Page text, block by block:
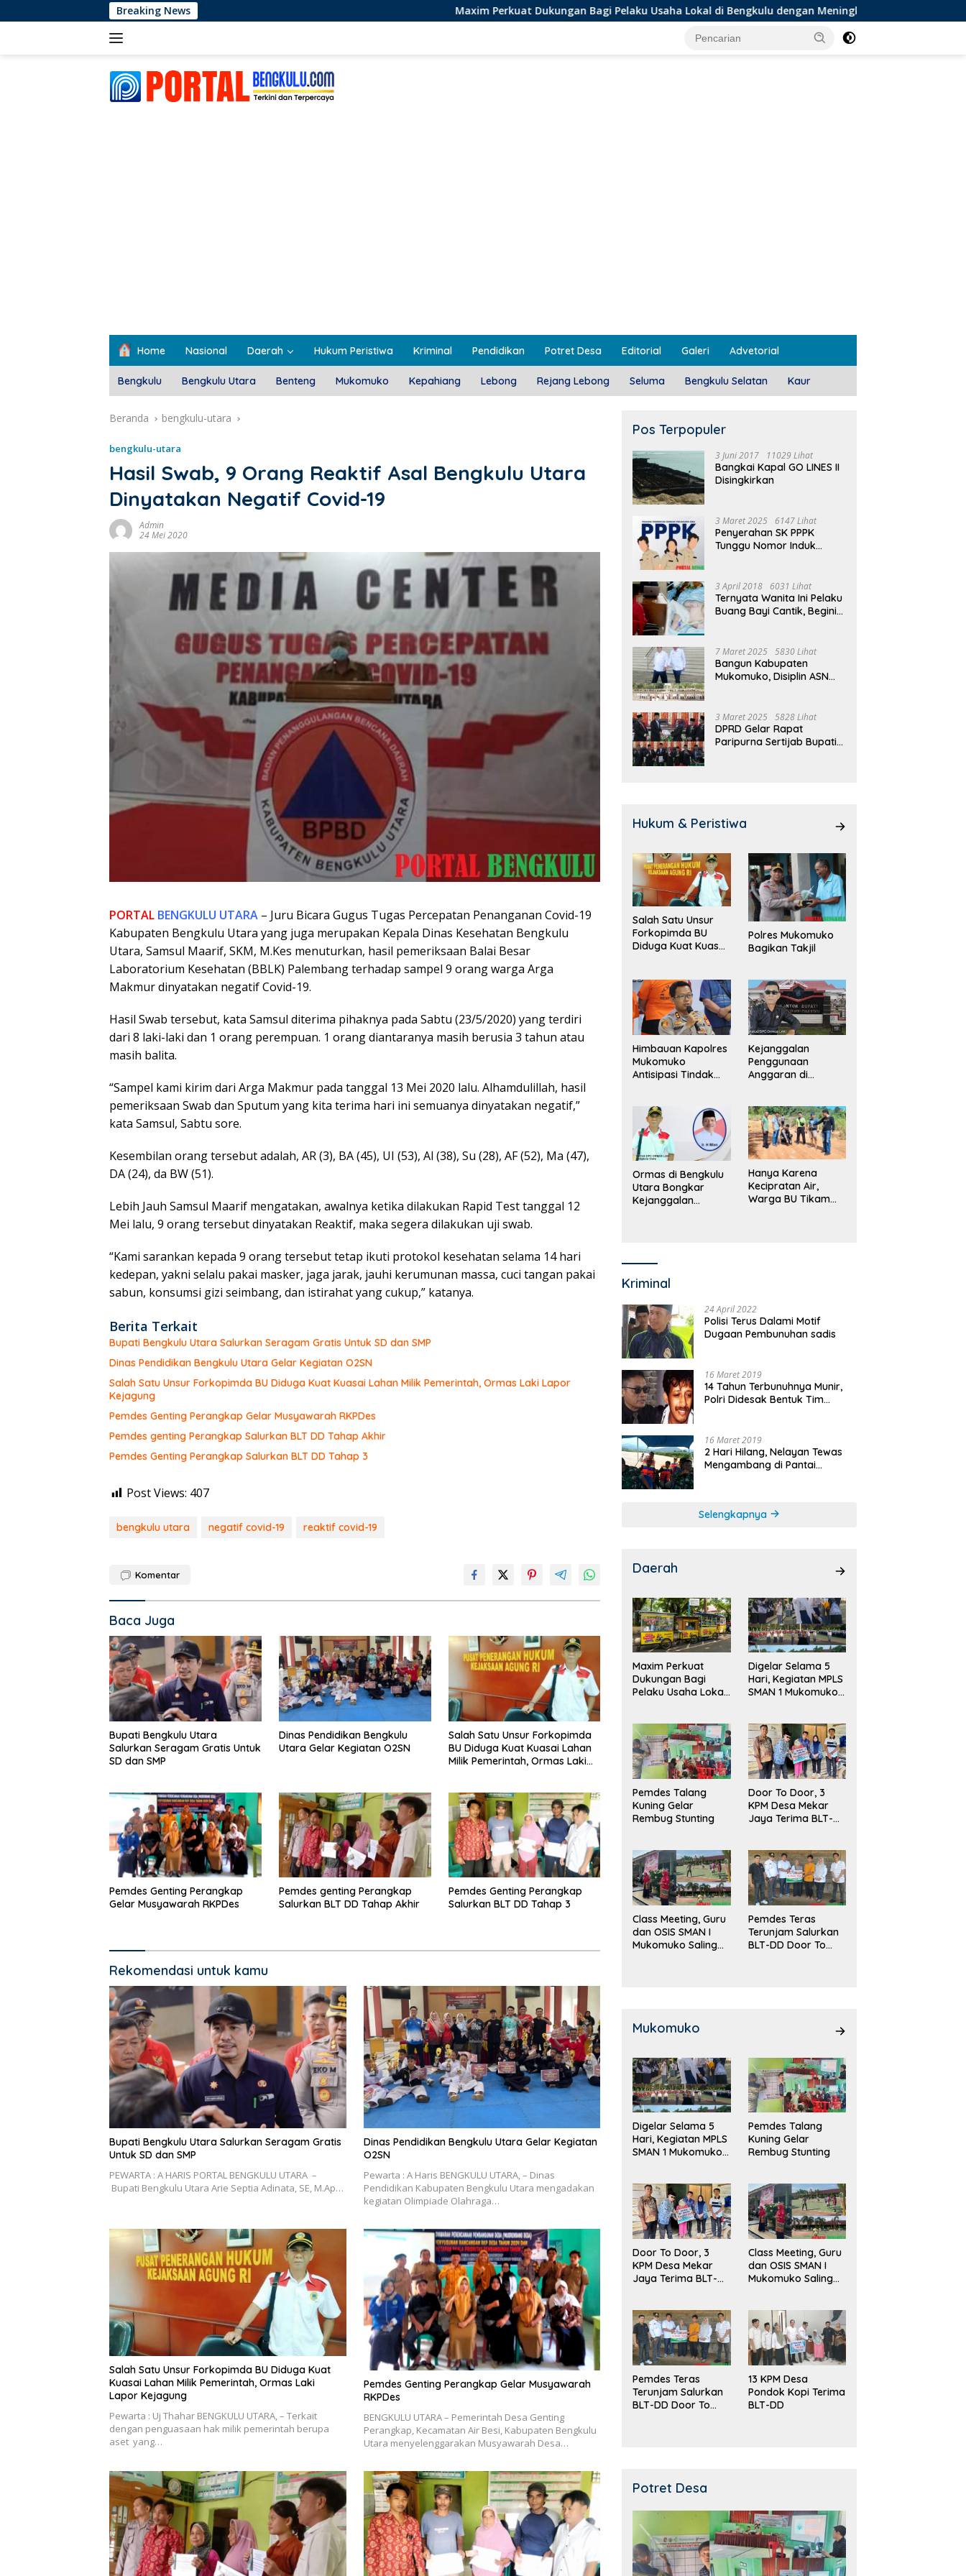
ke
Breaking News Maxim Perkuat Dukungan Bagi Pelaku Usaha Lokal di Bengkulu dengan Meningkatkan Ruang Publik dan Kebersihan Pasar
Home Nasional Daerah Hukum Peristiwa Kriminal Pendidikan Potret Desa Editorial Galeri Advetorial
Bengkulu Bengkulu Utara Benteng Mukomuko Kepahiang Lebong Rejang Lebong Seluma Bengkulu Selatan Kaur
Beranda bengkulu-utara
bengkulu-utara
Hasil Swab, 9 Orang Reaktif Asal Bengkulu Utara
Dinyatakan Negatif Covid-19
Admin
24 Mei 2020
PORTAL BENGKULU UTARA – Juru Bicara Gugus Tugas Percepatan Penanganan Covid-19
Kabupaten Bengkulu Utara yang juga merupakan Kepala Dinas Kesehatan Bengkulu
Utara, Samsul Maarif, SKM, M.Kes menuturkan, hasil pemeriksaan Balai Besar
Laboratorium Kesehatan (BBLK) Palembang terhadap sampel 9 orang warga Arga
Makmur dinyatakan negatif Covid-19.
Hasil Swab tersebut, kata Samsul diterima pihaknya pada Sabtu (23/5/2020) yang terdiri
dari 8 laki-laki dan 1 orang perempuan. 1 orang diantaranya masih berusia 3 tahun atau
masih balita.
“Sampel kami kirim dari Arga Makmur pada tanggal 13 Mei 2020 lalu. Alhamdulillah, hasil
pemeriksaan Swab dan Sputum yang kita terima hari ini semuanya dinyatakan negatif,”
kata Samsul, Sabtu sore.
Kesembilan orang tersebut adalah, AR (3), BA (45), UI (53), Al (38), Su (28), AF (52), Ma (47),
DA (24), da BW (51).
Lebih Jauh Samsul Maarif mengatakan, awalnya ketika dilakukan Rapid Test tanggal 12
Mei lalu, 9 orang tersebut dinyatakan Reaktif, maka segera dilakukan uji swab.
“Kami sarankan kepada 9 orang tersebut tetap ikuti protokol kesehatan selama 14 hari
kedepan, yakni selalu pakai masker, jaga jarak, jauhi kerumunan massa, cuci tangan pakai
sabun, konsumsi gizi seimbang, dan istirahat yang cukup,” katanya.
Berita Terkait
Bupati Bengkulu Utara Salurkan Seragam Gratis Untuk SD dan SMP
Dinas Pendidikan Bengkulu Utara Gelar Kegiatan O2SN
Salah Satu Unsur Forkopimda BU Diduga Kuat Kuasai Lahan Milik Pemerintah, Ormas Laki Lapor
Kejagung
Pemdes Genting Perangkap Gelar Musyawarah RKPDes
Pemdes genting Perangkap Salurkan BLT DD Tahap Akhir
Pemdes Genting Perangkap Salurkan BLT DD Tahap 3
Post Views: 407
bengkulu utara negatif covid-19 reaktif covid-19
Komentar
Baca Juga
Bupati Bengkulu Utara
Salurkan Seragam Gratis Untuk
SD dan SMP
Dinas Pendidikan Bengkulu
Utara Gelar Kegiatan O2SN
Salah Satu Unsur Forkopimda
BU Diduga Kuat Kuasai Lahan
Milik Pemerintah, Ormas Laki
Pemdes Genting Perangkap
Gelar Musyawarah RKPDes
Pemdes genting Perangkap
Salurkan BLT DD Tahap Akhir
Pemdes Genting Perangkap
Salurkan BLT DD Tahap 3
Rekomendasi untuk kamu
Bupati Bengkulu Utara Salurkan Seragam Gratis
Untuk SD dan SMP
PEWARTA : A HARIS PORTAL BENGKULU UTARA –
Bupati Bengkulu Utara Arie Septia Adinata, SE, M.Ap…
Dinas Pendidikan Bengkulu Utara Gelar Kegiatan
O2SN
Pewarta : A Haris BENGKULU UTARA, – Dinas
Pendidikan Kabupaten Bengkulu Utara mengadakan
kegiatan Olimpiade Olahraga…
Salah Satu Unsur Forkopimda BU Diduga Kuat
Kuasai Lahan Milik Pemerintah, Ormas Laki
Lapor Kejagung
Pewarta : Uj Thahar BENGKULU UTARA, – Terkait
dengan penguasaan hak milik pemerintah berupa
aset yang…
Pemdes Genting Perangkap Gelar Musyawarah
RKPDes
BENGKULU UTARA – Pemerintah Desa Genting
Perangkap, Kecamatan Air Besi, Kabupaten Bengkulu
Utara menyelenggarakan Musyawarah Desa…
Pos Terpopuler
3 Juni 2017 11029 Lihat
Bangkai Kapal GO LINES II
Disingkirkan
3 Maret 2025 6147 Lihat
Penyerahan SK PPPK
Tunggu Nomor Induk
3 April 2018 6031 Lihat
Ternyata Wanita Ini Pelaku
Buang Bayi Cantik, Begini
7 Maret 2025 5830 Lihat
Bangun Kabupaten
Mukomuko, Disiplin ASN
3 Maret 2025 5828 Lihat
DPRD Gelar Rapat
Paripurna Sertijab Bupati
Hukum & Peristiwa
Salah Satu Unsur
Forkopimda BU
Diduga Kuat Kuasai
Laki Lapor
Kejagung
Polres Mukomuko
Bagikan Takjil
Himbauan Kapolres
Mukomuko
Antisipasi Tindak
Orang
Kejanggalan
Penggunaan
Anggaran di
Bakal Dibongkar
Ormas di Bengkulu
Utara Bongkar
Kejanggalan
Hanya Karena
Kecipratan Air,
Warga BU Tikam
Kriminal
24 April 2022
Polisi Terus Dalami Motif
Dugaan Pembunuhan sadis
16 Maret 2019
14 Tahun Terbunuhnya Munir,
Polri Didesak Bentuk Tim
16 Maret 2019
2 Hari Hilang, Nelayan Tewas
Mengambang di Pantai
Selengkapnya
Daerah
Maxim Perkuat
Dukungan Bagi
Pelaku Usaha Lokal
Ruang Publik dan
Kebersihan Pasar
Digelar Selama 5
Hari, Kegiatan MPLS
SMAN 1 Mukomuko
Pemdes Talang
Kuning Gelar
Rembug Stunting
Door To Door, 3
KPM Desa Mekar
Jaya Terima BLT-
Class Meeting, Guru
dan OSIS SMAN I
Mukomuko Saling
Pemdes Teras
Terunjam Salurkan
BLT-DD Door To
Mukomuko
Digelar Selama 5
Hari, Kegiatan MPLS
SMAN 1 Mukomuko
Pemdes Talang
Kuning Gelar
Rembug Stunting
Door To Door, 3
KPM Desa Mekar
Jaya Terima BLT-
Class Meeting, Guru
dan OSIS SMAN I
Mukomuko Saling
Pemdes Teras
Terunjam Salurkan
BLT-DD Door To
13 KPM Desa
Pondok Kopi Terima
BLT-DD
Potret Desa